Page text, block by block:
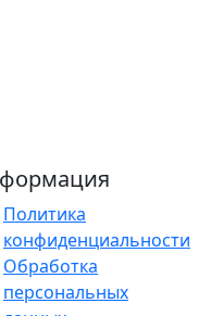
Политика
конфиденциальности
Обработка
персональных